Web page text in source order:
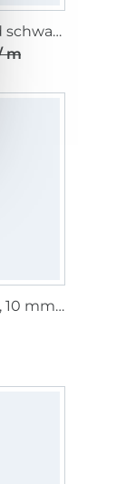
Taschengurtband schwarz 25 mm
m
Gummiband, 5 m, 10 mm breit, weiss